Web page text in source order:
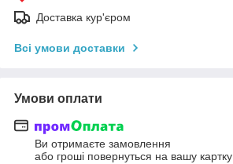
Доставка кур'єром
Всі умови доставки
Умови оплати
Ви отримаєте замовлення
або гроші повернуться на вашу картку